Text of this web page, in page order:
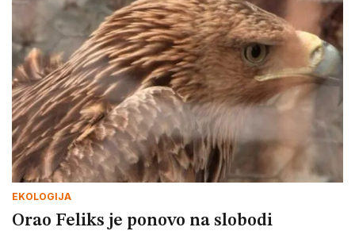
EKOLOGIJA
Orao Feliks je ponovo na slobodi